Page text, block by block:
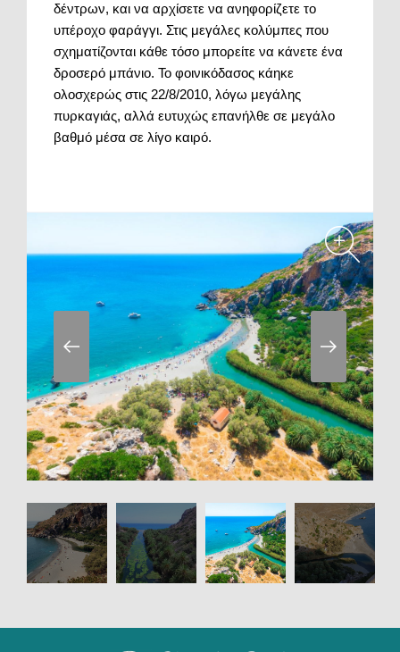
δέντρων, και να αρχίσετε να ανηφορίζετε το
υπέροχο φαράγγι. Στις μεγάλες κολύμπες που
σχηματίζονται κάθε τόσο μπορείτε να κάνετε ένα
δροσερό μπάνιο. Το φοινικόδασος κάηκε
ολοσχερώς στις 22/8/2010, λόγω μεγάλης
πυρκαγιάς, αλλά ευτυχώς επανήλθε σε μεγάλο
βαθμό μέσα σε λίγο καιρό.